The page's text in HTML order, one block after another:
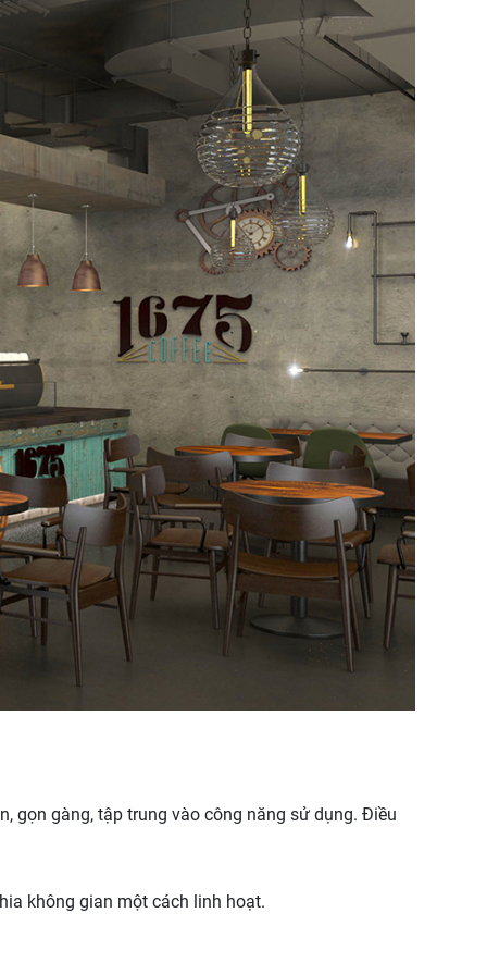
gọn gàng, tập trung vào công năng sử dụng. Điều
không gian một cách linh hoạt.